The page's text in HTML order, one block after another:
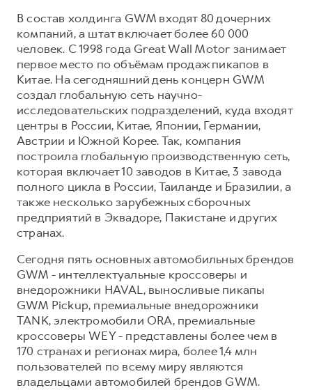
В состав холдинга GWM входят 80 дочерних
компаний, а штат включает более 60 000
человек. С 1998 года Great Wall Motor занимает
первое место по объёмам продаж пикапов в
Китае. На сегодняшний день концерн GWM
создал глобальную сеть научно-
исследовательских подразделений, куда входят
центры в России, Китае, Японии, Германии,
Австрии и Южной Корее. Так, компания
построила глобальную производственную сеть,
которая включает 10 заводов в Китае, 3 завода
полного цикла в России, Таиланде и Бразилии, а
также несколько зарубежных сборочных
предприятий в Эквадоре, Пакистане и других
странах.
Сегодня пять основных автомобильных брендов
GWM - интеллектуальные кроссоверы и
внедорожники HAVAL, выносливые пикапы
GWM Pickup, премиальные внедорожники
TANK, электромобили ORA, премиальные
кроссоверы WEY - представлены более чем в
170 странах и регионах мира, более 1,4 млн
пользователей по всему миру являются
владельцами автомобилей брендов GWM.